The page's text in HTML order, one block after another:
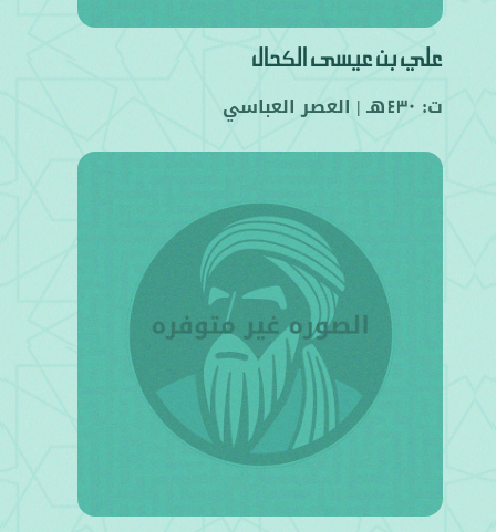
علي بن عيسى الكحال
ت: 430هـ | العصر العباسي